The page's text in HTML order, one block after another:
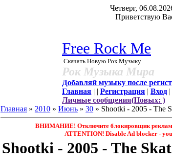
Четверг,
Приветствую
Free Rock Me
Скачать Новую Рок Музыку
Рок Музыка Мира
Добавляй музыку после
Главная | | Регистрация | Вход |
Личные сообщения(Новых: )
Главная » 2010 » Июнь » 30 » Shootki - 2005 - The
ВНИМАНИЕ! Отключите блокировщик
ATTENTION! Disable Ad blocker -
Shootki - 2005 - The